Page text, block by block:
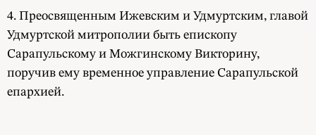
4. Преосвященным Ижевским и Удмуртским, главой
Удмуртской митрополии быть епископу
Сарапульскому и Можгинскому Викторину,
поручив ему временное управление Сарапульской
епархией.